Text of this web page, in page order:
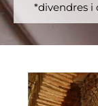
*divendres i